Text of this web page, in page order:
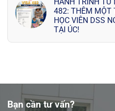
HÀNH TRÌNH
482: THÊM MỘT
HỌC VIÊN DSS
TẠI ÚC!
Bạn cần tư vấn?